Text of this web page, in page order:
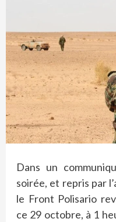
Dans un
soirée, et repris par
le Front Polisario
ce 29 octobre, à 1